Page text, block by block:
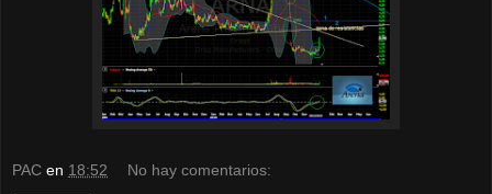
PAC en 18:52 No hay comentarios: